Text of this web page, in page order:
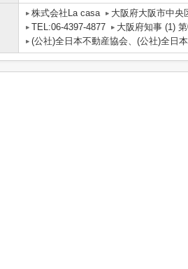
株式会社La casa
大阪府大阪市中央
TEL:06-4397-4877
大阪府知事 (1)
(公社)全日本不動産協会、(公社)全日